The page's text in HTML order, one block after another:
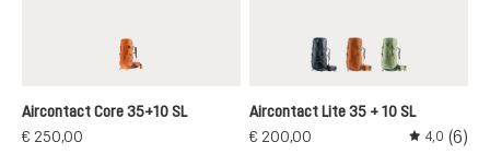
chestnut-umbra
Aircontact Core 35+10 SL
€ 250,00
black-graphite
pecan-mocha
grove-ivy
Aircontact Lite 35 + 10 SL
€ 200,00
4,0 (6)